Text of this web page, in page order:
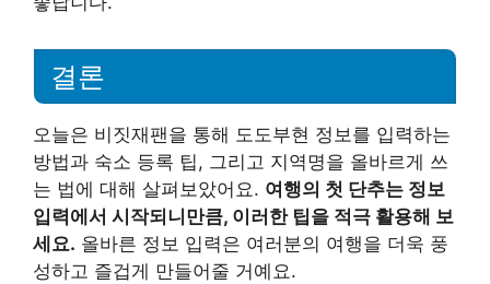
결론
오늘은 비짓재팬을 통해 도도부현 정보를 입력하는
방법과 숙소 등록 팁, 그리고 지역명을 올바르게 쓰
는 법에 대해 살펴보았어요. 여행의 첫 단추는 정보
입력에서 시작되니만큼, 이러한 팁을 적극 활용해 보
세요. 올바른 정보 입력은 여러분의 여행을 더욱 풍
성하고 즐겁게 만들어줄 거예요.